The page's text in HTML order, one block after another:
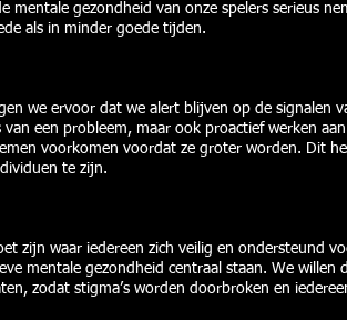
mentale gezondheid van onze spelers serieus
als in minder goede tijden.
we ervoor dat we alert blijven op de signalen
van een probleem, maar ook proactief werken
voorkomen voordat ze groter worden. Dit
te zijn.
zijn waar iedereen zich veilig en ondersteund
mentale gezondheid centraal staan. We willen
zodat stigma’s worden doorbroken en